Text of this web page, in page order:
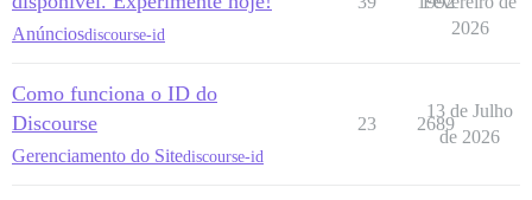
Anúnciosdiscourse-id
2026
Como funciona o ID do
Discourse
Gerenciamento do Sitediscourse-id
23 2689
13 de Julho
de 2026